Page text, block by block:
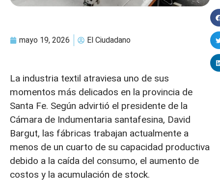
mayo 19, 2026 El Ciudadano
La industria textil atraviesa uno de sus
momentos más delicados en la provincia de
Santa Fe. Según advirtió el presidente de la
Cámara de Indumentaria santafesina, David
Bargut, las fábricas trabajan actualmente a
menos de un cuarto de su capacidad productiva
debido a la caída del consumo, el aumento de
costos y la acumulación de stock.